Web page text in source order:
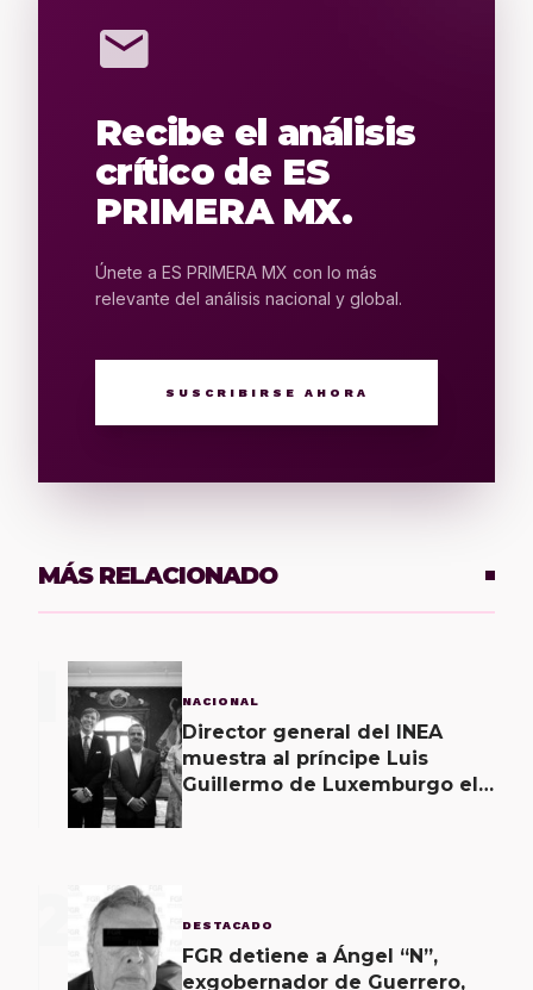
mail
Recibe el análisis
crítico de ES
PRIMERA MX.
Únete a ES PRIMERA MX con lo más
relevante del análisis nacional y global.
SUSCRIBIRSE AHORA
MÁS RELACIONADO
NACIONAL
Director general del INEA
muestra al príncipe Luis
Guillermo de Luxemburgo el
DESTACADO
FGR detiene a Ángel “N”,
exgobernador de Guerrero,